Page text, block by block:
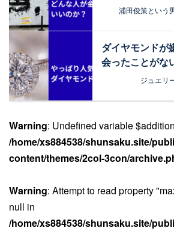
浦田俊策という
ダイヤモンドが
会ったことがな
ジュエリ
Warning: Undefined variable
/home/xs884538/shunsaku.site/
content/themes/2col-3con/
Warning: Attempt to read property
null in
/home/xs884538/shunsaku.site/